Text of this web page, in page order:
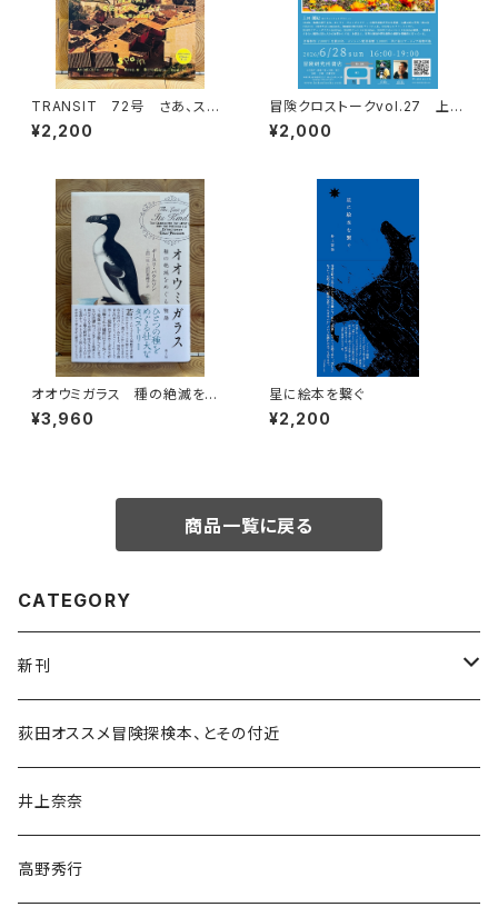
TRANSIT 72号 さあ、スペ
インへ！ 太陽と海と土の国
¥2,200
冒険クロストークvol.27 上田
優紀「この星の物語を撮る」録画
視聴権
¥2,000
オオウミガラス 種の絶滅をめ
ぐる物語
¥3,960
星に絵本を繋ぐ
¥2,200
商品一覧に戻る
CATEGORY
新刊
和書
文学・小説・物語
随筆・ノンフィクション・その他
荻田オススメ冒険探検本、とその付近
井上奈奈
高野秀行